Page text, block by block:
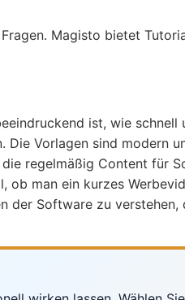
Magisto bietet
ist, wie schnell
Die Vorlagen sind modern
regelmäßig Content für
ob man ein kurzes
der Software zu verstehen,